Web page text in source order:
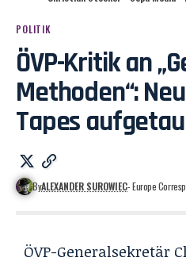
POLITIK
ÖVP-Kritik an
Methoden“:
Tapes
ByALEXANDER SUROWIEC- Europe
ÖVP-Generalsekretär